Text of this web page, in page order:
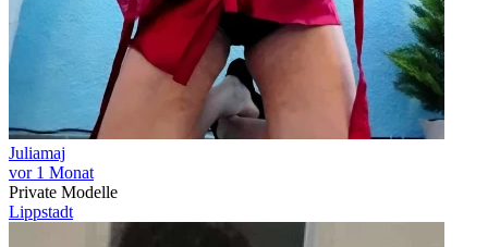
Juliamaj
vor 1 Monat
Private Modelle
Lippstadt